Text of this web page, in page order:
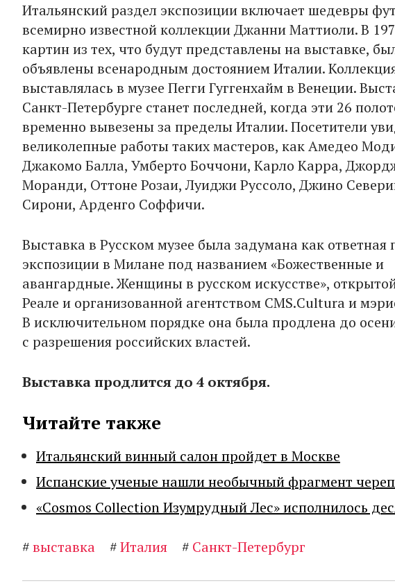
Итальянский раздел экспозиции включает шедевры
всемирно известной коллекции Джанни Маттиоли. В
картин из тех, что будут представлены на выставке,
объявлены всенародным достоянием Италии.
выставлялась в музее Пегги Гуггенхайм в Венеции.
Санкт-Петербурге станет последней, когда эти 26
временно вывезены за пределы Италии. Посетители
великолепные работы таких мастеров, как Амедео
Джакомо Балла, Умберто Боччони, Карло Карра,
Моранди, Оттоне Розаи, Луиджи Руссоло, Джино
Сирони, Арденго Соффичи.
Выставка в Русском музее была задумана как ответная
экспозиции в Милане под названием «Божественные и
авангардные. Женщины в русском искусстве»,
Реале и организованной агентством CMS.Cultura и
В исключительном порядке она была продлена до
с разрешения российских властей.
Выставка продлится до 4 октября.
Читайте также
Итальянский винный салон пройдет в Москве
Испанские ученые нашли необычный фрагмент
«Cosmos Collection Изумрудный Лес» исполнилось
#выставка #Италия # Санкт-Петербург